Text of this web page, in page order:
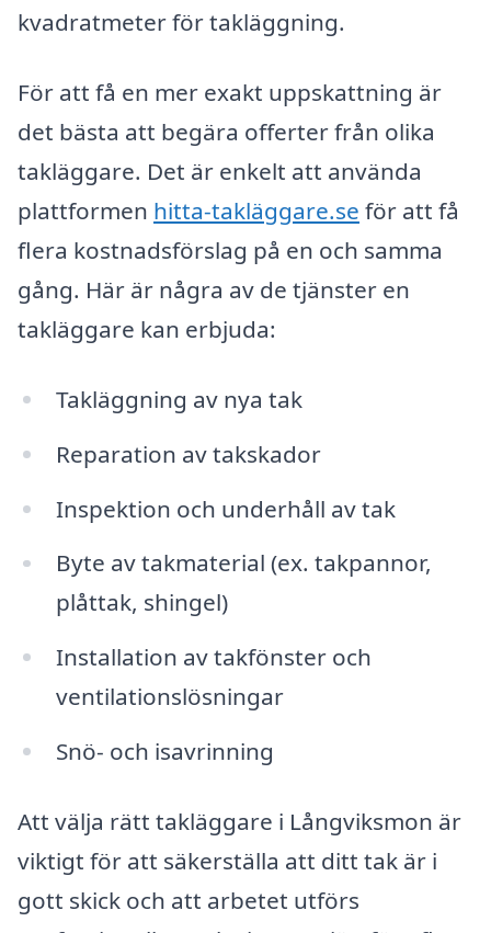
kvadratmeter för takläggning.
För att få en mer exakt uppskattning är
det bästa att begära offerter från olika
takläggare. Det är enkelt att använda
plattformen hitta-takläggare.se för att få
flera kostnadsförslag på en och samma
gång. Här är några av de tjänster en
takläggare kan erbjuda:
Takläggning av nya tak
Reparation av takskador
Inspektion och underhåll av tak
Byte av takmaterial (ex. takpannor,
plåttak, shingel)
Installation av takfönster och
ventilationslösningar
Snö- och isavrinning
Att välja rätt takläggare i Långviksmon är
viktigt för att säkerställa att ditt tak är i
gott skick och att arbetet utförs